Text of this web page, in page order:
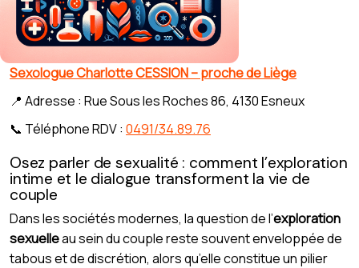
Sexologue Charlotte CESSION – proche de Liège
📍 Adresse : Rue Sous les Roches 86, 4130 Esneux
📞 Téléphone RDV : 0491/34.89.76
Osez parler de sexualité : comment l’exploration
intime et le dialogue transforment la vie de
couple
Dans les sociétés modernes, la question de l’exploration
sexuelleau sein du couple reste souvent enveloppée de
tabous et de discrétion, alors qu’elle constitue un pilier